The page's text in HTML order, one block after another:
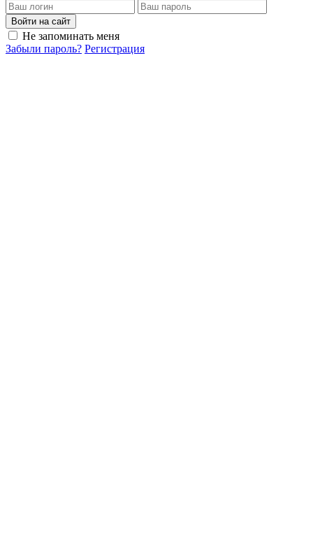
Войти на сайт
Не запоминать меня
Забыли пароль? Регистрация